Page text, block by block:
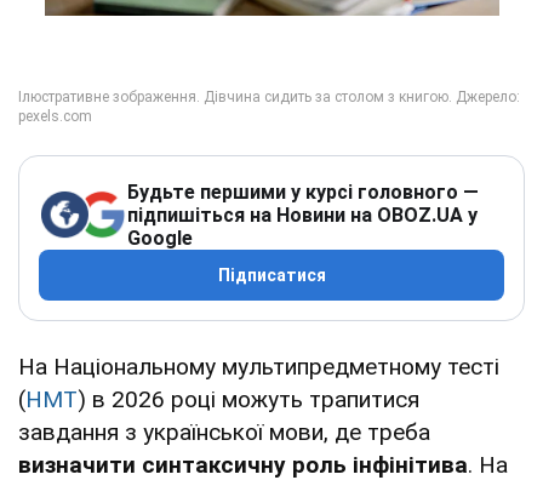
Будьте першими у курсі головного —
підпишіться на Новини на OBOZ.UA у
Google
Підписатися
На Національному мультипредметному тесті
(НМТ) в 2026 році можуть трапитися
завдання з української мови, де треба
визначити синтаксичну роль інфінітива. На